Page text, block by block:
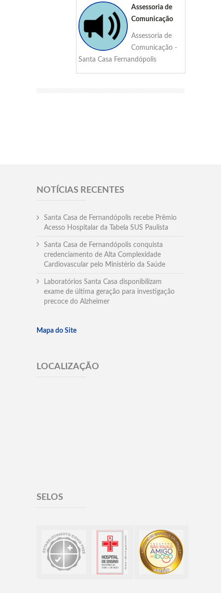
Assessoria de
Comunicação
Assessoria de
Comunicação -
Santa Casa Fernandópolis
NOTÍCIAS RECENTES
Santa Casa de Fernandópolis recebe Prêmio
Acesso Hospitalar da Tabela SUS Paulista
Santa Casa de Fernandópolis conquista
credenciamento de Alta Complexidade
Cardiovascular pelo Ministério da Saúde
Laboratórios Santa Casa disponibilizam
exame de última geração para investigação
precoce do Alzheimer
Mapa do Site
LOCALIZAÇÃO
SELOS